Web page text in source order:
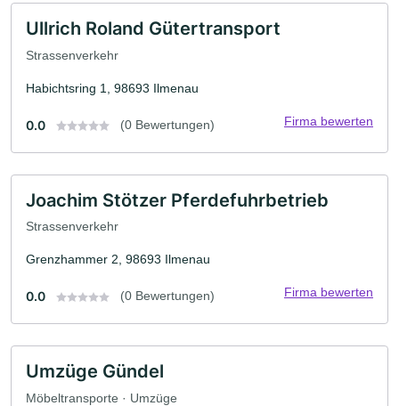
Ullrich Roland Gütertransport
Strassenverkehr
Habichtsring 1, 98693 Ilmenau
0.0 (0 Bewertungen) Firma bewerten
Joachim Stötzer Pferdefuhrbetrieb
Strassenverkehr
Grenzhammer 2, 98693 Ilmenau
0.0 (0 Bewertungen) Firma bewerten
Umzüge Gündel
Möbeltransporte · Umzüge